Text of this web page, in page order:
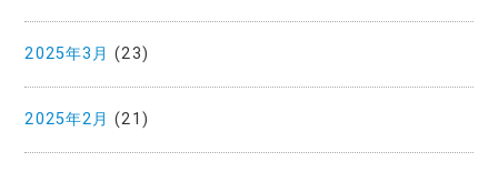
2025年3月 (23)
2025年2月 (21)